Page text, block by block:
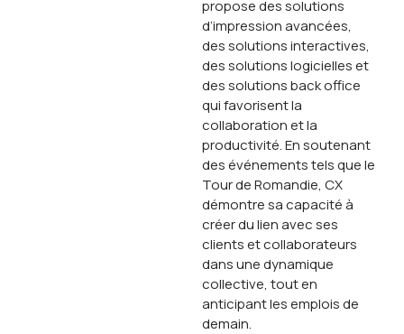
propose des solutions
d’impression avancées,
des solutions interactives,
des solutions logicielles et
des solutions back office
qui favorisent la
collaboration et la
productivité. En soutenant
des événements tels que le
Tour de Romandie, CX
démontre sa capacité à
créer du lien avec ses
clients et collaborateurs
dans une dynamique
collective, tout en
anticipant les emplois de
demain.